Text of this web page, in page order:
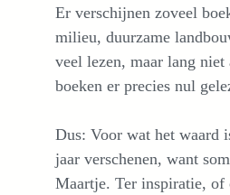
Voedselbos
Er verschijnen zoveel
milieu, duurzame
veel lezen, maar lang
boeken er precies nul
Dus: Voor wat het waard
jaar verschenen, want
Maartje. Ter inspiratie, of